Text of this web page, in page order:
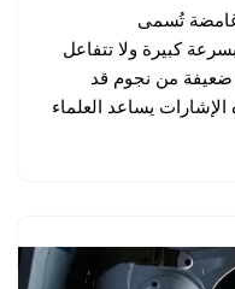
تُسمى
كبيرة ولا تتفاعل
ضعيفة من نجوم قد
يساعد العلماء